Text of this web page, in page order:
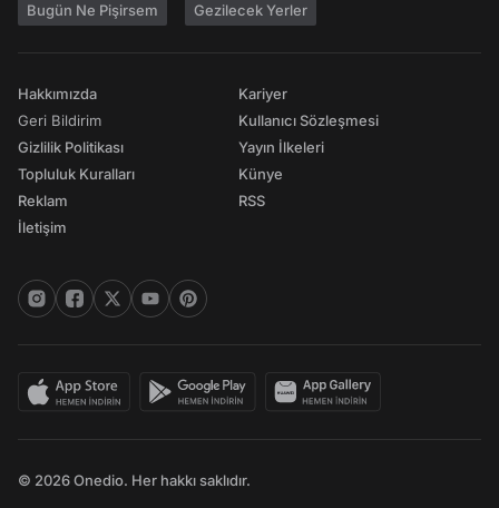
Bugün Ne Pişirsem Gezilecek Yerler
Hakkımızda
Geri Bildirim
Gizlilik Politikası
Topluluk Kuralları
Reklam
İletişim
Kariyer
Kullanıcı Sözleşmesi
Yayın İlkeleri
Künye
RSS
© 2026 Onedio. Her hakkı saklıdır.